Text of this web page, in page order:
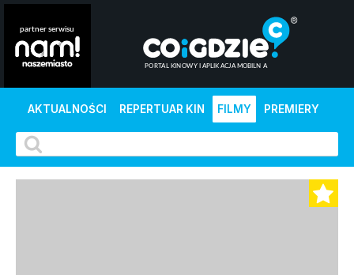
AKTUALNOŚCI REPERTUAR KIN FILMY PREMIERY